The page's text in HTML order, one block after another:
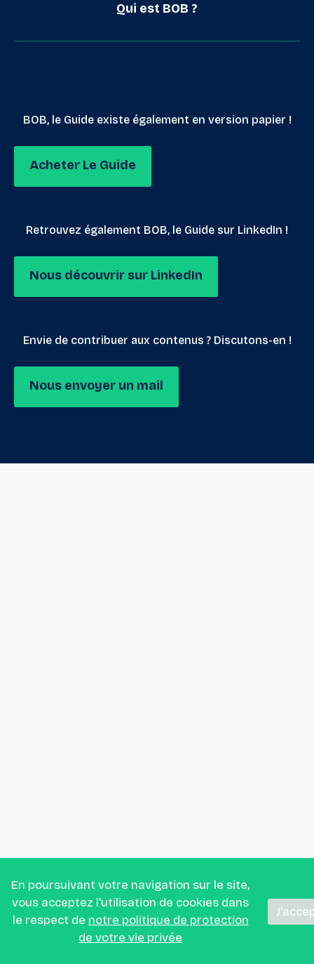
Qui est BOB ?
BOB, le Guide existe également en version papier !
Acheter Le Guide
Retrouvez également BOB, le Guide sur LinkedIn !
Nous découvrir sur LinkedIn
Envie de contribuer aux contenus ? Discutons-en !
Nous envoyer un mail
En poursuivant votre navigation sur le site,
vous acceptez l'utilisation de cookies dans
le respect de notre politique de protection
de votre vie privée